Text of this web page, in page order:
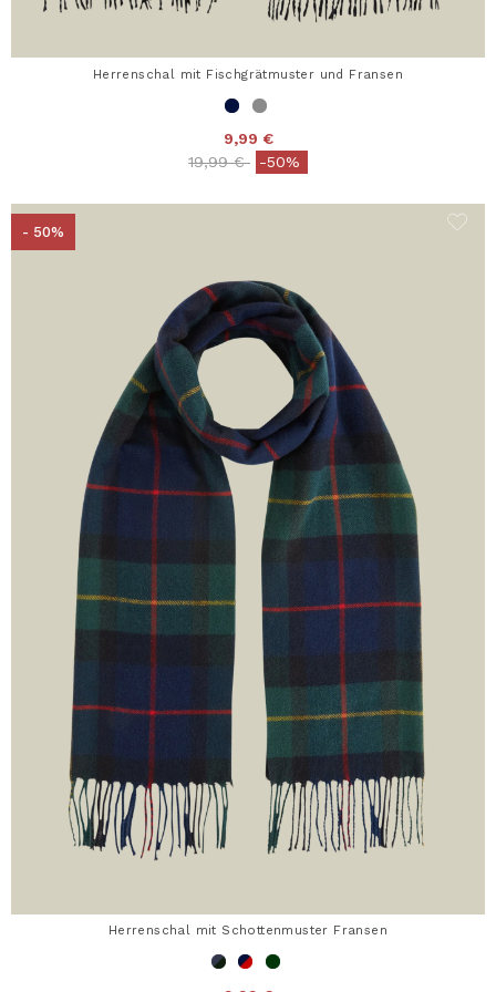
Herrenschal mit Fischgrätmuster und Fransen
9,99 €
Price reduced from
19,99 €to-50%
- 50%
Herrenschal mit Schottenmuster Fransen